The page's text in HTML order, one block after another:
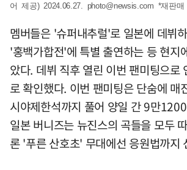
어 제공) 2024.06.27. photo@newsis.com *재판
멤버들은 '슈퍼내추럴'로 일본에 데뷔
'홍백가합전'에 특별 출연하는 등 현지
았다. 데뷔 직후 열린 이번 팬미팅으로
로 확인했다. 이번 팬미팅은 단숨에 매
시야제한석까지 풀어 양일 간 9만
일본 버니즈는 뉴진스의 곡들을 모두
론 '푸른 산호초' 무대에선 응원법까지